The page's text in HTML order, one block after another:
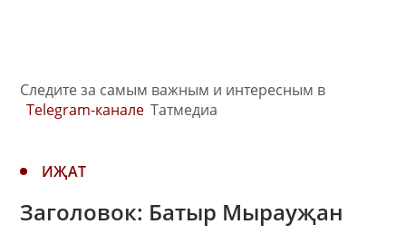
Следите за самым важным и интересным в
Telegram-канале Татмедиа
ИҖАТ
Заголовок: Батыр Мырауҗан